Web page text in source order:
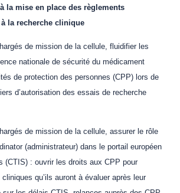
la mise en place des règlements
la recherche clinique
de mission de la cellule, fluidifier les
nationale de sécurité du médicament
de protection des personnes (CPP) lors de
d’autorisation des essais de recherche
de mission de la cellule, assurer le rôle
(administrateur) dans le portail européen
(CTIS) : ouvrir les droits aux CPP pour
qu’ils auront à évaluer après leur